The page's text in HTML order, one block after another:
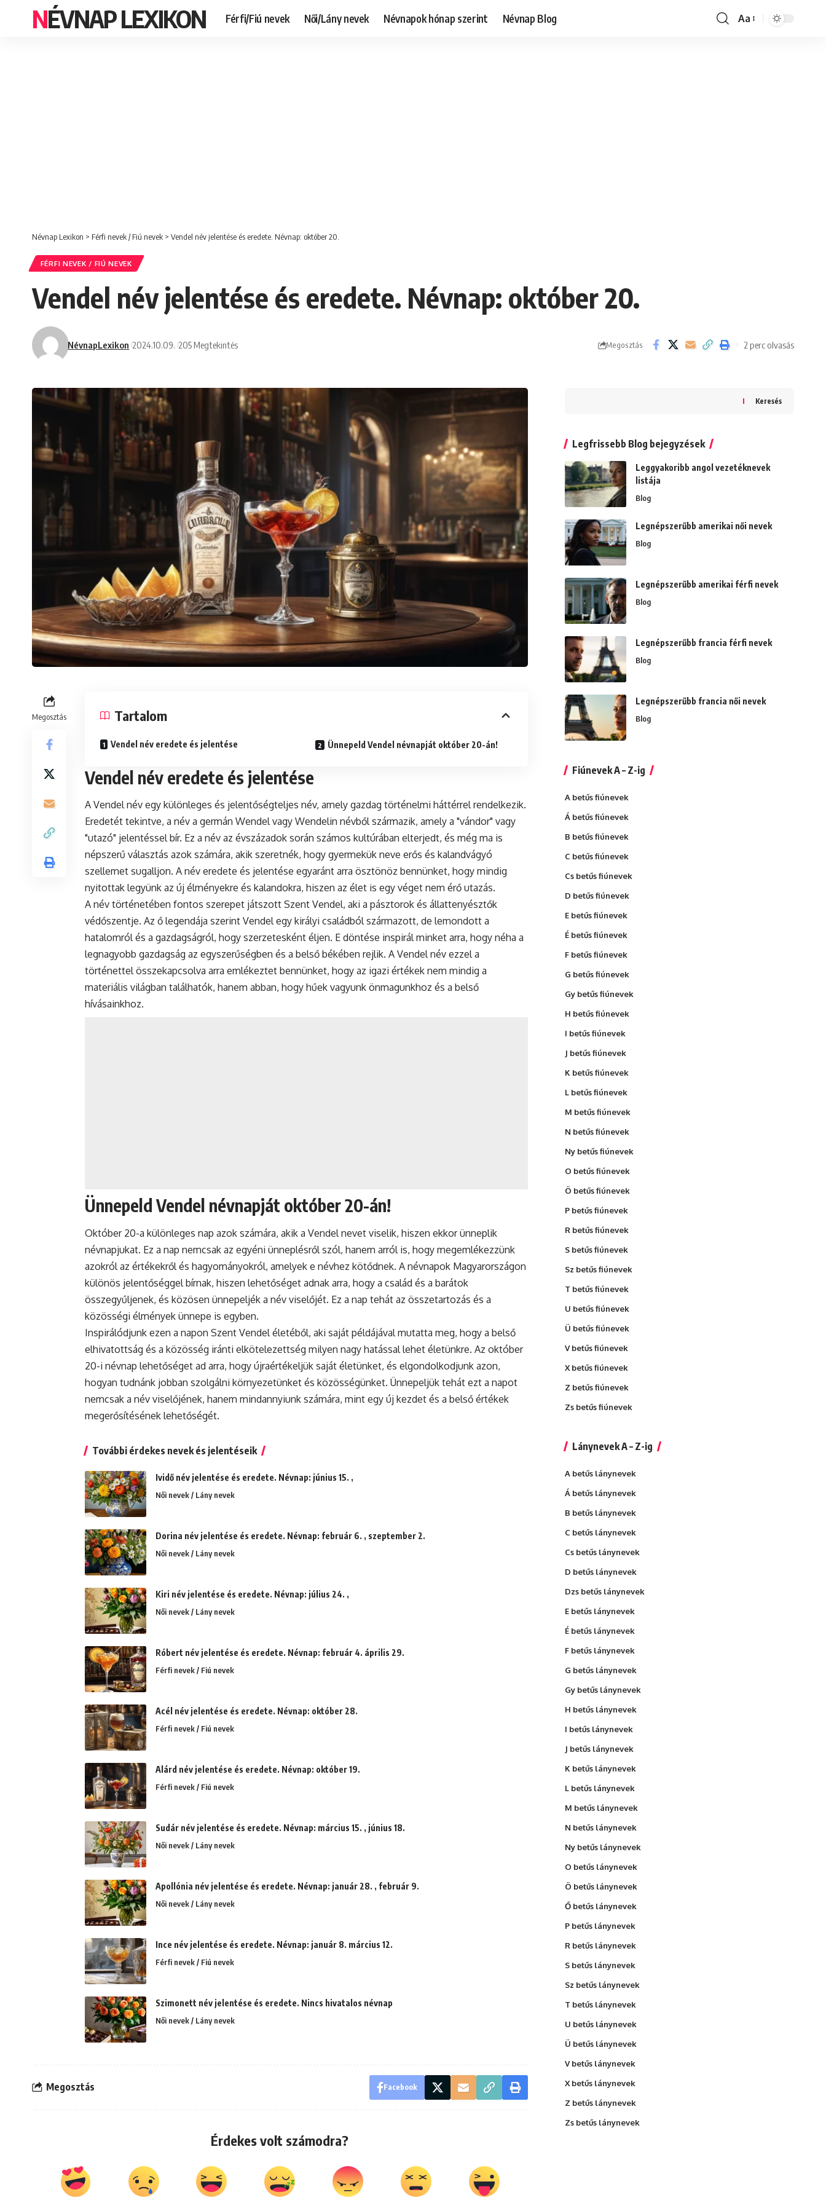
NÉVNAP LEXIKON Férfi/Fiú nevek Női/Lány nevek Névnapok hónap szerint Névnap Blog
Font
Aa
Névnap Lexikon > Férfi nevek / Fiú nevek > Vendel név jelentése és eredete. Névnap: október 20.
FÉRFI NEVEK / FIÚ NEVEK
Vendel név jelentése és eredete. Névnap: október 20.
NévnapLexikon 2024.10.09. 205 Megtekintés Megosztás 2 perc olvasás
Megosztás Tartalom
Vendel név eredete és jelentése Ünnepeld Vendel névnapját október 20-án!
Vendel név eredete és jelentése
A Vendel név egy különleges és jelentőségteljes név, amely gazdag történelmi háttérrel rendelkezik.
Eredetét tekintve, a név a germán Wendel vagy Wendelin névből származik, amely a "vándor" vagy
"utazó" jelentéssel bír. Ez a név az évszázadok során számos kultúrában elterjedt, és még ma is
népszerű választás azok számára, akik szeretnék, hogy gyermekük neve erős és kalandvágyó
szellemet sugalljon. A név eredete és jelentése egyaránt arra ösztönöz bennünket, hogy mindig
nyitottak legyünk az új élményekre és kalandokra, hiszen az élet is egy véget nem érő utazás.
A név történetében fontos szerepet játszott Szent Vendel, aki a pásztorok és állattenyésztők
védőszentje. Az ő legendája szerint Vendel egy királyi családból származott, de lemondott a
hatalomról és a gazdagságról, hogy szerzetesként éljen. E döntése inspirál minket arra, hogy néha a
legnagyobb gazdagság az egyszerűségben és a belső békében rejlik. A Vendel név ezzel a
történettel összekapcsolva arra emlékeztet bennünket, hogy az igazi értékek nem mindig a
materiális világban találhatók, hanem abban, hogy hűek vagyunk önmagunkhoz és a belső
hívásainkhoz.
Ünnepeld Vendel névnapját október 20-án!
Október 20-a különleges nap azok számára, akik a Vendel nevet viselik, hiszen ekkor ünneplik
névnapjukat. Ez a nap nemcsak az egyéni ünneplésről szól, hanem arról is, hogy megemlékezzünk
azokról az értékekről és hagyományokról, amelyek e névhez kötődnek. A névnapok Magyarországon
különös jelentőséggel bírnak, hiszen lehetőséget adnak arra, hogy a család és a barátok
összegyűljenek, és közösen ünnepeljék a név viselőjét. Ez a nap tehát az összetartozás és a
közösségi élmények ünnepe is egyben.
Inspirálódjunk ezen a napon Szent Vendel életéből, aki saját példájával mutatta meg, hogy a belső
elhivatottság és a közösség iránti elkötelezettség milyen nagy hatással lehet életünkre. Az október
20-i névnap lehetőséget ad arra, hogy újraértékeljük saját életünket, és elgondolkodjunk azon,
hogyan tudnánk jobban szolgálni környezetünket és közösségünket. Ünnepeljük tehát ezt a napot
nemcsak a név viselőjének, hanem mindannyiunk számára, mint egy új kezdet és a belső értékek
megerősítésének lehetőségét.
További érdekes nevek és jelentéseik
Ividő név jelentése és eredete. Névnap: június 15. ,
Női nevek / Lány nevek
Dorina név jelentése és eredete. Névnap: február 6. , szeptember 2.
Női nevek / Lány nevek
Kiri név jelentése és eredete. Névnap: július 24. ,
Női nevek / Lány nevek
Róbert név jelentése és eredete. Névnap: február 4. április 29.
Férfi nevek / Fiú nevek
Acél név jelentése és eredete. Névnap: október 28.
Férfi nevek / Fiú nevek
Alárd név jelentése és eredete. Névnap: október 19.
Férfi nevek / Fiú nevek
Sudár név jelentése és eredete. Névnap: március 15. , június 18.
Női nevek / Lány nevek
Apollónia név jelentése és eredete. Névnap: január 28. , február 9.
Női nevek / Lány nevek
Ince név jelentése és eredete. Névnap: január 8. március 12.
Férfi nevek / Fiú nevek
Szimonett név jelentése és eredete. Nincs hivatalos névnap
Női nevek / Lány nevek
Megosztás Facebook
Érdekes volt számodra?
Keresés
Legfrissebb Blog bejegyzések
Leggyakoribb angol vezetéknevek
listája
Blog
Legnépszerűbb amerikai női nevek
Blog
Legnépszerűbb amerikai férfi nevek
Blog
Legnépszerűbb francia férfi nevek
Blog
Legnépszerűbb francia női nevek
Blog
Fiúnevek A – Z-ig
A betűs fiúnevek
Á betűs fiúnevek
B betűs fiúnevek
C betűs fiúnevek
Cs betűs fiúnevek
D betűs fiúnevek
E betűs fiúnevek
É betűs fiúnevek
F betűs fiúnevek
G betűs fiúnevek
Gy betűs fiúnevek
H betűs fiúnevek
I betűs fiúnevek
J betűs fiúnevek
K betűs fiúnevek
L betűs fiúnevek
M betűs fiúnevek
N betűs fiúnevek
Ny betűs fiúnevek
O betűs fiúnevek
Ö betűs fiúnevek
P betűs fiúnevek
R betűs fiúnevek
S betűs fiúnevek
Sz betűs fiúnevek
T betűs fiúnevek
U betűs fiúnevek
Ü betűs fiúnevek
V betűs fiúnevek
X betűs fiúnevek
Z betűs fiúnevek
Zs betűs fiúnevek
Lánynevek A – Z-ig
A betűs lánynevek
Á betűs lánynevek
B betűs lánynevek
C betűs lánynevek
Cs betűs lánynevek
D betűs lánynevek
Dzs betűs lánynevek
E betűs lánynevek
É betűs lánynevek
F betűs lánynevek
G betűs lánynevek
Gy betűs lánynevek
H betűs lánynevek
I betűs lánynevek
J betűs lánynevek
K betűs lánynevek
L betűs lánynevek
M betűs lánynevek
N betűs lánynevek
Ny betűs lánynevek
O betűs lánynevek
Ö betűs lánynevek
Ő betűs lánynevek
P betűs lánynevek
R betűs lánynevek
S betűs lánynevek
Sz betűs lánynevek
T betűs lánynevek
U betűs lánynevek
Ü betűs lánynevek
V betűs lánynevek
X betűs lánynevek
Z betűs lánynevek
Zs betűs lánynevek